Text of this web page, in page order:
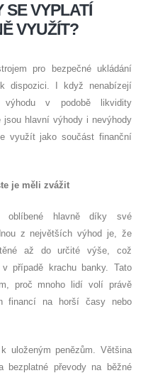
SE VYPLATÍ
VYUŽÍT?
pro bezpečné ukládání
dispozici. I když nenabízejí
výhodu v podobě likvidity
hlavní výhody i nevýhody
využít jako součást finanční
je měli zvážit
hlavně díky své
z největších výhod je, že
až do určité výše, což
případě krachu banky. Tato
proč mnoho lidí volí právě
financí na horší časy nebo
uloženým penězům. Většina
bezplatné převody na běžné